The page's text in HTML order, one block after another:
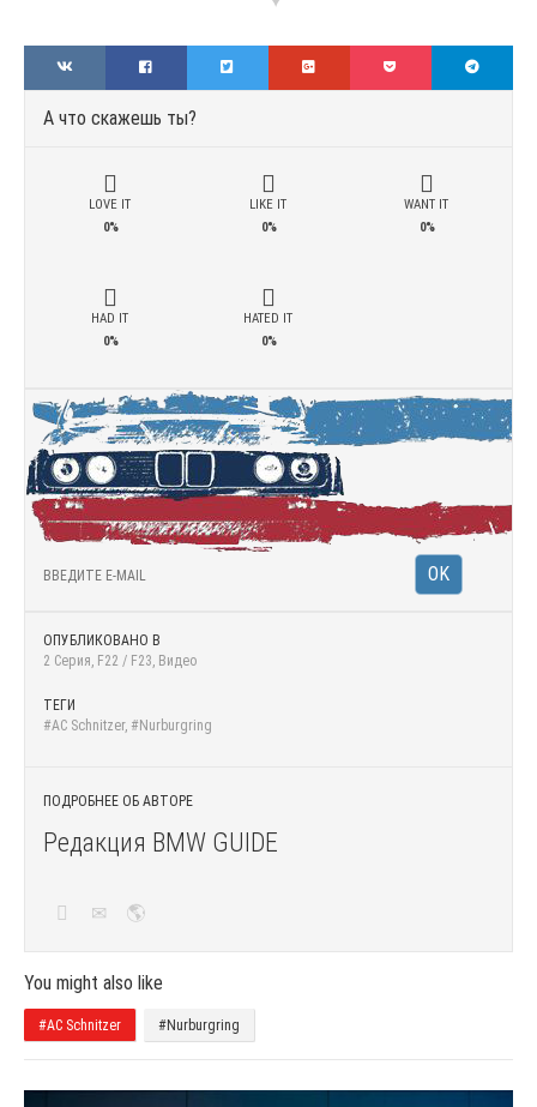
А что скажешь ты?
LOVE IT
0%
LIKE IT
0%
WANT IT
0%
HAD IT
0%
HATED IT
0%
ОПУБЛИКОВАНО В
2 Серия, F22 / F23, Видео
ТЕГИ
#AC Schnitzer, #Nurburgring
ПОДРОБНЕЕ ОБ АВТОРЕ
Редакция BMW GUIDE
You might also like
#AC Schnitzer #Nurburgring